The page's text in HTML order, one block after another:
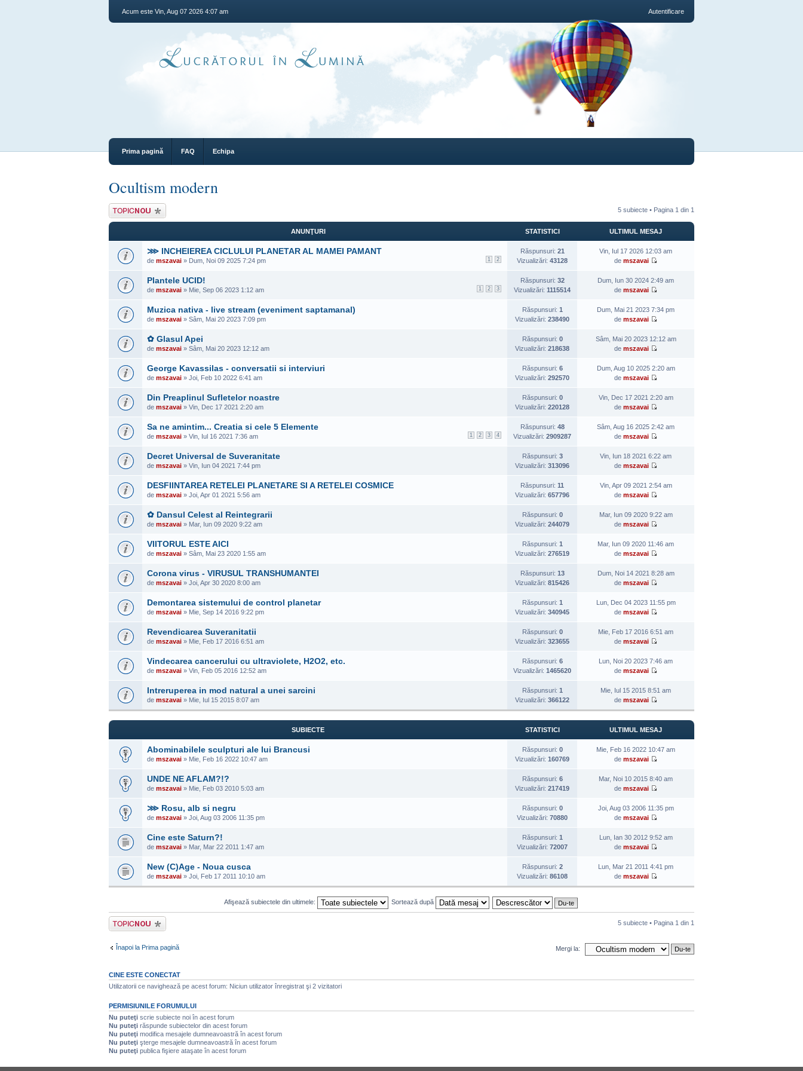
Acum este Vin, Aug 07 2026 4:07 am Autentificare
Prima pagină FAQ Echipa
Ocultism modern
Scrie un subiect
nou
5 subiecte • Pagina 1 din 1
ANUNŢURI STATISTICI ULTIMUL MESAJ
⋙ INCHEIEREA CICLULUI PLANETAR AL MAMEI PAMANT
1 2
de mszavai » Dum, Noi 09 2025 7:24 pm
Răspunsuri: 21
Vizualizări: 43128
Vin, Iul 17 2026 12:03 am
de mszavai
Plantele UCID!
1 2 3
de mszavai » Mie, Sep 06 2023 1:12 am
Răspunsuri: 32
Vizualizări: 1115514
Dum, Iun 30 2024 2:49 am
de mszavai
Muzica nativa - live stream (eveniment saptamanal)
de mszavai » Sâm, Mai 20 2023 7:09 pm
Răspunsuri: 1
Vizualizări: 238490
Dum, Mai 21 2023 7:34 pm
de mszavai
✿ Glasul Apei
de mszavai » Sâm, Mai 20 2023 12:12 am
Răspunsuri: 0
Vizualizări: 218638
Sâm, Mai 20 2023 12:12 am
de mszavai
George Kavassilas - conversatii si interviuri
de mszavai » Joi, Feb 10 2022 6:41 am
Răspunsuri: 6
Vizualizări: 292570
Dum, Aug 10 2025 2:20 am
de mszavai
Din Preaplinul Sufletelor noastre
de mszavai » Vin, Dec 17 2021 2:20 am
Răspunsuri: 0
Vizualizări: 220128
Vin, Dec 17 2021 2:20 am
de mszavai
Sa ne amintim... Creatia si cele 5 Elemente
1 2 3 4
de mszavai » Vin, Iul 16 2021 7:36 am
Răspunsuri: 48
Vizualizări: 2909287
Sâm, Aug 16 2025 2:42 am
de mszavai
Decret Universal de Suveranitate
de mszavai » Vin, Iun 04 2021 7:44 pm
Răspunsuri: 3
Vizualizări: 313096
Vin, Iun 18 2021 6:22 am
de mszavai
DESFIINTAREA RETELEI PLANETARE SI A RETELEI COSMICE
de mszavai » Joi, Apr 01 2021 5:56 am
Răspunsuri: 11
Vizualizări: 657796
Vin, Apr 09 2021 2:54 am
de mszavai
✿ Dansul Celest al Reintegrarii
de mszavai » Mar, Iun 09 2020 9:22 am
Răspunsuri: 0
Vizualizări: 244079
Mar, Iun 09 2020 9:22 am
de mszavai
VIITORUL ESTE AICI
de mszavai » Sâm, Mai 23 2020 1:55 am
Răspunsuri: 1
Vizualizări: 276519
Mar, Iun 09 2020 11:46 am
de mszavai
Corona virus - VIRUSUL TRANSHUMANTEI
de mszavai » Joi, Apr 30 2020 8:00 am
Răspunsuri: 13
Vizualizări: 815426
Dum, Noi 14 2021 8:28 am
de mszavai
Demontarea sistemului de control planetar
de mszavai » Mie, Sep 14 2016 9:22 pm
Răspunsuri: 1
Vizualizări: 340945
Lun, Dec 04 2023 11:55 pm
de mszavai
Revendicarea Suveranitatii
de mszavai » Mie, Feb 17 2016 6:51 am
Răspunsuri: 0
Vizualizări: 323655
Mie, Feb 17 2016 6:51 am
de mszavai
Vindecarea cancerului cu ultraviolete, H2O2, etc.
de mszavai » Vin, Feb 05 2016 12:52 am
Răspunsuri: 6
Vizualizări: 1465620
Lun, Noi 20 2023 7:46 am
de mszavai
Intreruperea in mod natural a unei sarcini
de mszavai » Mie, Iul 15 2015 8:07 am
Răspunsuri: 1
Vizualizări: 366122
Mie, Iul 15 2015 8:51 am
de mszavai
SUBIECTE STATISTICI ULTIMUL MESAJ
Abominabilele sculpturi ale lui Brancusi
de mszavai » Mie, Feb 16 2022 10:47 am
Răspunsuri: 0
Vizualizări: 160769
Mie, Feb 16 2022 10:47 am
de mszavai
UNDE NE AFLAM?!?
de mszavai » Mie, Feb 03 2010 5:03 am
Răspunsuri: 6
Vizualizări: 217419
Mar, Noi 10 2015 8:40 am
de mszavai
⋙ Rosu, alb si negru
de mszavai » Joi, Aug 03 2006 11:35 pm
Răspunsuri: 0
Vizualizări: 70880
Joi, Aug 03 2006 11:35 pm
de mszavai
Cine este Saturn?!
de mszavai » Mar, Mar 22 2011 1:47 am
Răspunsuri: 1
Vizualizări: 72007
Lun, Ian 30 2012 9:52 am
de mszavai
New (C)Age - Noua cusca
de mszavai » Joi, Feb 17 2011 10:10 am
Răspunsuri: 2
Vizualizări: 86108
Lun, Mar 21 2011 4:41 pm
de mszavai
Afişează subiectele din ultimele: Sortează după
Scrie un subiect
nou
5 subiecte • Pagina 1 din 1
Înapoi la Prima pagină Mergi la:
CINE ESTE CONECTAT
Utilizatorii ce navighează pe acest forum: Niciun utilizator înregistrat şi 2 vizitatori
PERMISIUNILE FORUMULUI
Nu puteţi scrie subiecte noi în acest forum
Nu puteţi răspunde subiectelor din acest forum
Nu puteţi modifica mesajele dumneavoastră în acest forum
Nu puteţi şterge mesajele dumneavoastră în acest forum
Nu puteţi publica fişiere ataşate în acest forum